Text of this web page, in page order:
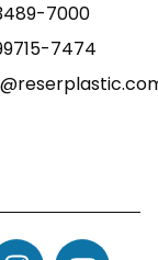
7000
7474